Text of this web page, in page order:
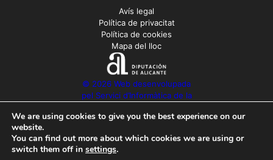
© 2026 Web desenvolupada
pel Servici d’Informàtica de la
Avís legal
Política de privacitat
Política de cookies
Mapa del lloc
We are using cookies to give you the best experience on our
website.
You can find out more about which cookies we are using or
switch them off in settings.